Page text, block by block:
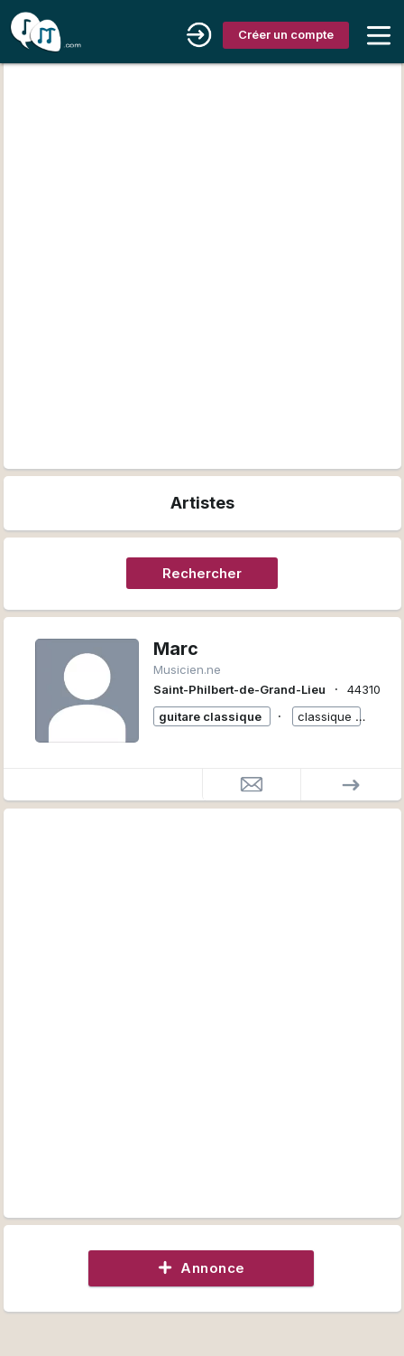
Créer un compte
Artistes
Rechercher
Marc
Musicien.ne
Saint-Philbert-de-Grand-Lieu
∙
44310
guitare classique
∙ classique
Annonce